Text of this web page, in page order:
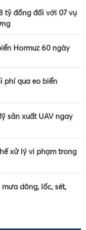
tỷ đồng đối với 07 vụ
Hormuz 60 ngày
phí qua eo biển
sản xuất UAV ngay
xử lý vi phạm trong
dông, lốc, sét,